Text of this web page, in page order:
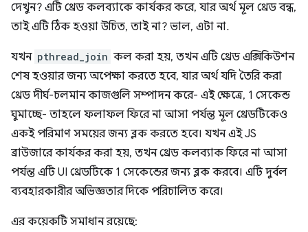
দেখুন? এটি থ্রেড কলব্যাকে কার্যকর করে, যার অর্থ মূল থ্রেড বন্ধ,
তাই এটি ঠিক হওয়া উচিত, তাই না? ভাল, এটা না.
যখন pthread_join কল করা হয়, তখন এটি থ্রেড এক্সিকিউশন
শেষ হওয়ার জন্য অপেক্ষা করতে হবে, যার অর্থ যদি তৈরি করা
থ্রেড দীর্ঘ-চলমান কাজগুলি সম্পাদন করে- এই ক্ষেত্রে, 1 সেকেন্ড
ঘুমাচ্ছে- তাহলে ফলাফল ফিরে না আসা পর্যন্ত মূল থ্রেডটিকেও
একই পরিমাণ সময়ের জন্য ব্লক করতে হবে। যখন এই JS
ব্রাউজারে কার্যকর করা হয়, তখন থ্রেড কলব্যাক ফিরে না আসা
পর্যন্ত এটি UI থ্রেডটিকে 1 সেকেন্ডের জন্য ব্লক করবে। এটি দুর্বল
ব্যবহারকারীর অভিজ্ঞতার দিকে পরিচালিত করে।
এর কয়েকটি সমাধান রয়েছে: